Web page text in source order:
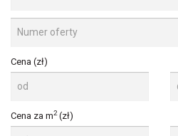
Cena (zł)
Cena za m2(zł)